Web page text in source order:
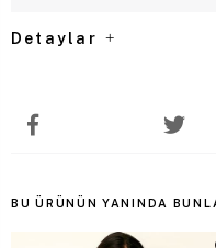
Detaylar
BU ÜRÜNÜN YANINDA